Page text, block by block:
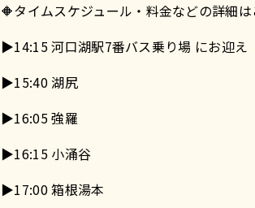
🔶タイムスケジュール・料金などの詳細は
▶︎14:15 河口湖駅7番バス乗り場 にお迎え
▶︎15:40 湖尻
▶︎16:05 強羅
▶︎16:15 小涌谷
▶︎17:00 箱根湯本